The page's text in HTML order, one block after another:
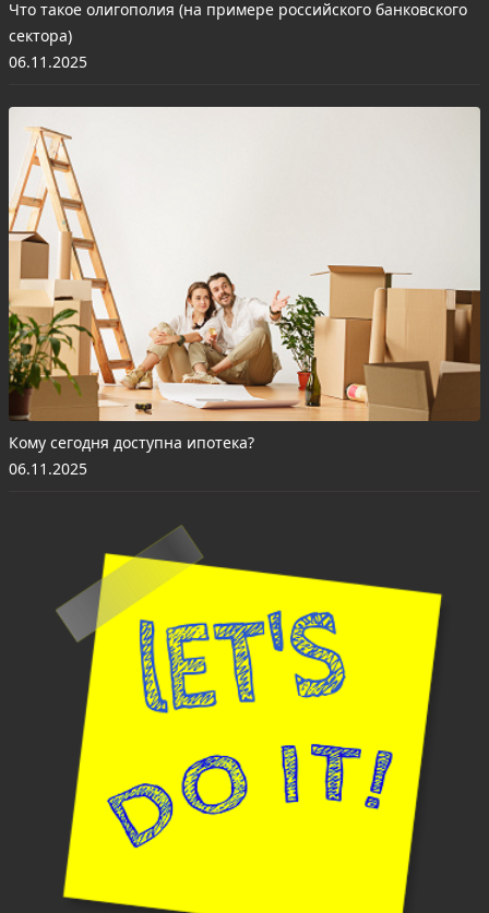
Что такое олигополия (на примере российского банковского
сектора)
06.11.2025
Кому сегодня доступна ипотека?
06.11.2025